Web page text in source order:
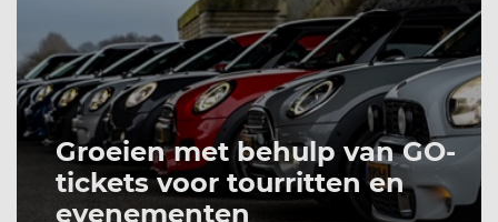
Groeien met behulp van GO-
tickets voor tourritten en
evenementen